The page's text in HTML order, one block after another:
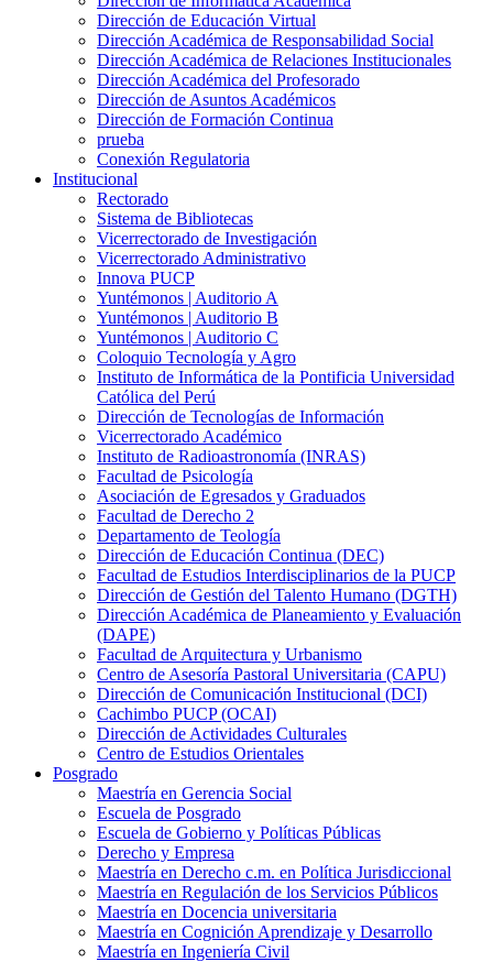
Dirección de Educación Virtual
Dirección Académica de Responsabilidad Social
Dirección Académica de Relaciones Institucionales
Dirección Académica del Profesorado
Dirección de Asuntos Académicos
Dirección de Formación Continua
prueba
Conexión Regulatoria
Institucional
Rectorado
Sistema de Bibliotecas
Vicerrectorado de Investigación
Vicerrectorado Administrativo
Innova PUCP
Yuntémonos | Auditorio A
Yuntémonos | Auditorio B
Yuntémonos | Auditorio C
Coloquio Tecnología y Agro
Instituto de Informática de la Pontificia Universidad
Católica del Perú
Dirección de Tecnologías de Información
Vicerrectorado Académico
Instituto de Radioastronomía (INRAS)
Facultad de Psicología
Asociación de Egresados y Graduados
Facultad de Derecho 2
Departamento de Teología
Dirección de Educación Continua (DEC)
Facultad de Estudios Interdisciplinarios de la PUCP
Dirección de Gestión del Talento Humano (DGTH)
Dirección Académica de Planeamiento y Evaluación
(DAPE)
Facultad de Arquitectura y Urbanismo
Centro de Asesoría Pastoral Universitaria (CAPU)
Dirección de Comunicación Institucional (DCI)
Cachimbo PUCP (OCAI)
Dirección de Actividades Culturales
Centro de Estudios Orientales
Posgrado
Maestría en Gerencia Social
Escuela de Posgrado
Escuela de Gobierno y Políticas Públicas
Derecho y Empresa
Maestría en Derecho c.m. en Política Jurisdiccional
Maestría en Regulación de los Servicios Públicos
Maestría en Docencia universitaria
Maestría en Cognición Aprendizaje y Desarrollo
Maestría en Ingeniería Civil